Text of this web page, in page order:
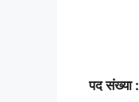
पद संख्या :